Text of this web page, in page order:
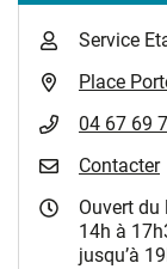
Service
Place
04 67 69
Contacter
Ouvert
14h à
jusqu’à